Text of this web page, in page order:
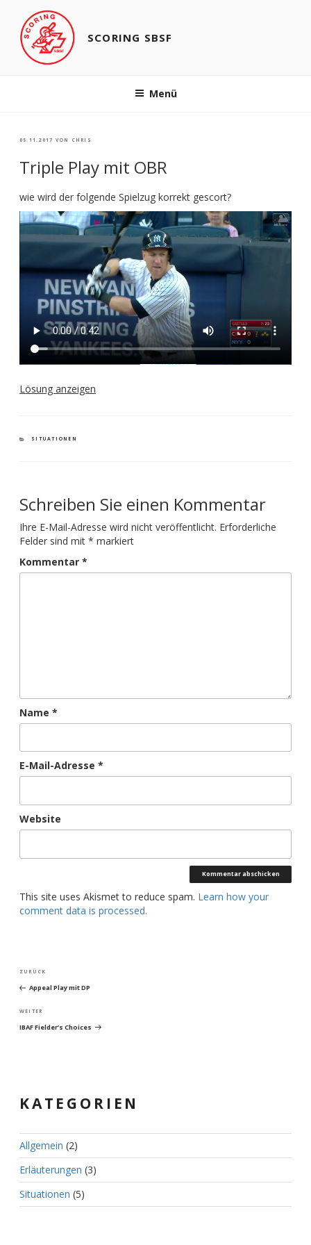
springen
SCORING SBSF
Menü
VERÖFFENTLICHT
05.11.2017 VON CHRIS
Triple Play mit OBR
wie wird der folgende Spielzug korrekt gescort?
Lösung anzeigen
KATEGORIEN
SITUATIONEN
Schreiben Sie einen Kommentar
Ihre E-Mail-Adresse wird nicht veröffentlicht. Erforderliche
Felder sind mit * markiert
Kommentar *
Name *
E-Mail-Adresse *
Website
This site uses Akismet to reduce spam. Learn how your
comment data is processed.
Beitragsnavigation
Vorheriger
Beitrag
ZURÜCK
Appeal Play mit DP
Nächster
Beitrag
WEITER
IBAF Fielder’s Choices
KATEGORIEN
Allgemein (2)
Erläuterungen (3)
Situationen (5)